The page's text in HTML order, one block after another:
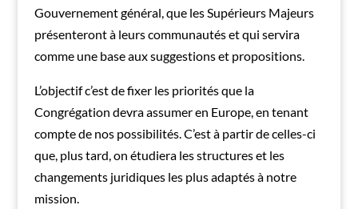
Gouvernement général, que les Supérieurs Majeurs
présenteront à leurs communautés et qui servira
comme une base aux suggestions et propositions.
L’objectif c’est de fixer les priorités que la
Congrégation devra assumer en Europe, en tenant
compte de nos possibilités. C’est à partir de celles-ci
que, plus tard, on étudiera les structures et les
changements juridiques les plus adaptés à notre
mission.